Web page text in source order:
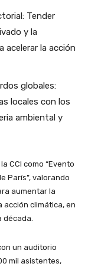
Tender
y la
acelerar la acción
globales:
locales con los
ambiental y
CCI como “Evento
París”, valorando
aumentar la
acción climática, en
década.
un auditorio
mil asistentes,